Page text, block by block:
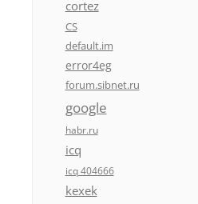
cortez
CS
default.im
error4eg
forum.sibnet.ru
google
habr.ru
icq
icq 404666
kexek